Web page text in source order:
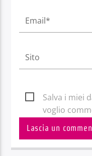
Salva i miei
voglio